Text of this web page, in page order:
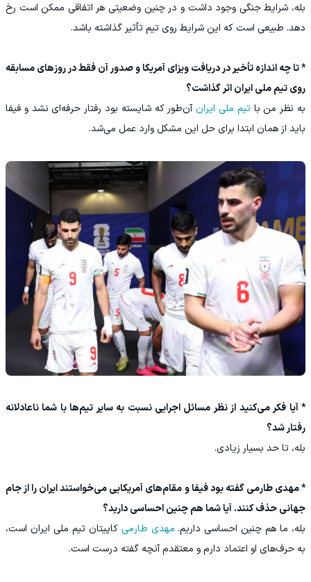
بله، شرایط جنگی وجود داشت و در چنین وضعیتی هر اتفاقی ممکن است رخ
دهد. طبیعی است که این شرایط روی تیم تأثیر گذاشته باشد.
* تا چه اندازه تأخیر در دریافت ویزای آمریکا و صدور آن فقط در روزهای مسابقه
روی تیم ملی ایران اثر گذاشت؟
به نظر من باتیم ملی ایرانآن‌طور که شایسته بود رفتار حرفه‌ای نشد و فیفا
باید از همان ابتدا برای حل این مشکل وارد عمل می‌شد.
* آیا فکر می‌کنید از نظر مسائل اجرایی نسبت به سایر تیم‌ها با شما ناعادلانه
رفتار شد؟
بله، تا حد بسیار زیادی.
* مهدی طارمی گفته بود فیفا و مقام‌های آمریکایی می‌خواستند ایران را از جام
جهانی حذف کنند. آیا شما هم چنین احساسی دارید؟
بله، ما هم چنین احساسی داریم. مهدی طارمی کاپیتان تیم ملی ایران است،
به حرف‌های او اعتماد دارم و معتقدم آنچه گفته درست است.